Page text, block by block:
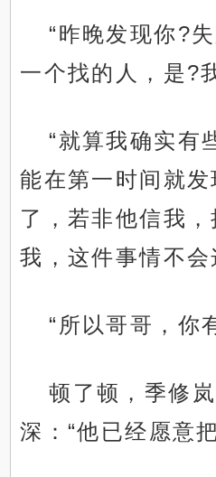
“昨晚发现你?
一个找的人，是?
“就算我确实有
能在第一时间就
了，若非他信我
我，这件事情不会
“所以哥哥，
顿了顿，季修
深：“他已经愿意